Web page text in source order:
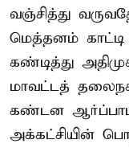
வஞ்சித்து
மெத்தனம்
கண்டித்து
மாவட்டத்
கண்டன
அக்கட்சியின்